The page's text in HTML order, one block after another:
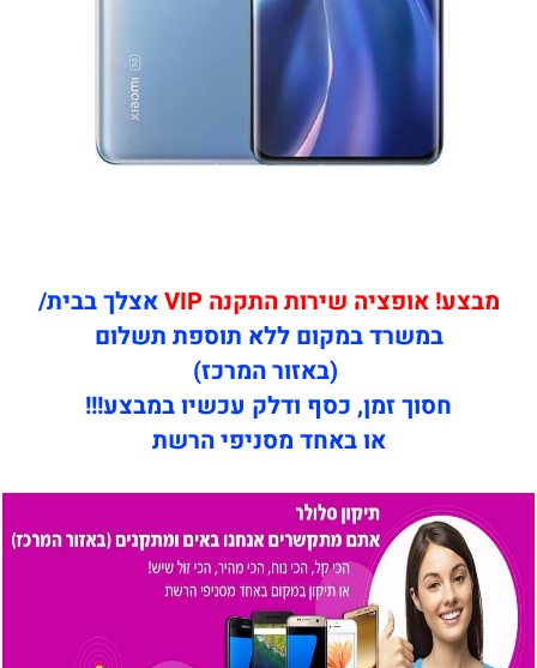
מבצע! אופציה שירות התקנה VIP
אצלך בבית/
במשרד במקום ללא תוספת תשלום
(באזור המרכז)
חסוך זמן, כסף ודלק עכשיו במבצע!!!
או באחד מסניפי הרשת